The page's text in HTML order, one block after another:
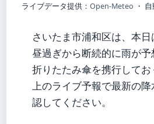
ライブデータ提供： Open-Meteo ・
さいたま市浦和区は、本日
昼過ぎから断続的に雨が予
折りたたみ傘を携行してお
上のライブ予報で最新の
認してください。